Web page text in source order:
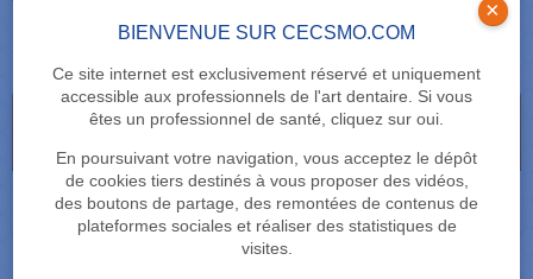
BIENVENUE SUR CECSMO.COM
Ce site internet est exclusivement réservé et uniquement
accessible aux professionnels de l'art dentaire. Si vous
êtes un professionnel de santé, cliquez sur oui.
En poursuivant votre navigation, vous acceptez le dépôt
de cookies tiers destinés à vous proposer des vidéos,
des boutons de partage, des remontées de contenus de
plateformes sociales et réaliser des statistiques de
visites.
×
WF-2000
Sélectionnez vos critères de recherche en cliquant